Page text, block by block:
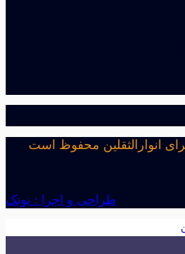
طراحی و اجرا : نوتک